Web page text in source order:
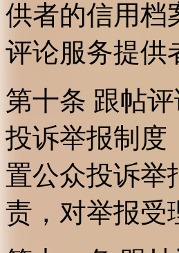
供者的信用档
评论服务提供
第十条 跟帖
投诉举报制度
置公众投诉举
责，对举报受